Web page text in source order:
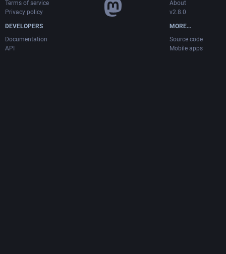
Terms of service
Privacy policy
DEVELOPERS
Documentation
API
About
v2.8.0
MORE…
Source code
Mobile apps